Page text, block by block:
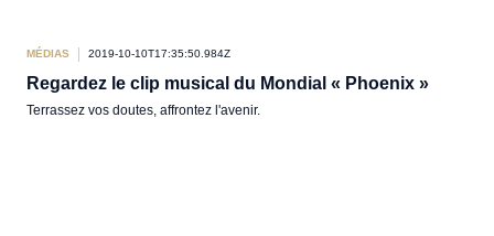
MÉDIAS 2019-10-10T17:35:50.984Z
Regardez le clip musical du Mondial « Phoenix »
Terrassez vos doutes, affrontez l'avenir.